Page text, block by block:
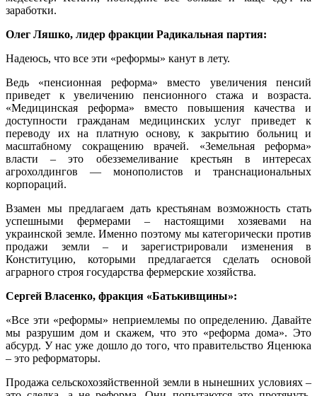
заработки.
Олег Ляшко, лидер фракции Радикальная партия:
Надеюсь, что все эти «реформы» канут в лету.
Ведь «пенсионная реформа» вместо увеличения пенсий
приведет к увеличению пенсионного стажа и возраста.
«Медицинская реформа» вместо повышения качества и
доступности гражданам медицинских услуг приведет к
переводу их на платную основу, к закрытию больниц и
масштабному сокращению врачей. «Земельная реформа»
власти – это обезземеливание крестьян в интересах
агрохолдингов — монополистов и транснациональных
корпораций.
Взамен мы предлагаем дать крестьянам возможность стать
успешными фермерами – настоящими хозяевами на
украинской земле. Именно поэтому мы категорически против
продажи земли – и зарегистрировали изменения в
Конституцию, которыми предлагается сделать основой
аграрного строя государства фермерские хозяйства.
Сергей Власенко, фракция «Батькивщины»:
«Все эти «реформы» неприемлемы по определению. Давайте
мы разрушим дом и скажем, что это «реформа дома». Это
абсурд. У нас уже дошло до того, что правительство Яценюка
– это реформаторы.
Продажа сельскохозяйственной земли в нынешних условиях –